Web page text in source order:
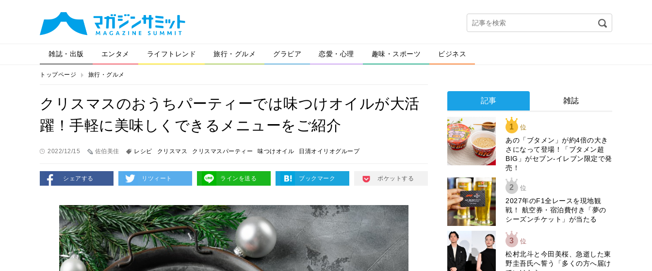
雑誌・出版 エンタメ ライフトレンド 旅行・グルメ グラビア 恋愛・心理 趣味・スポーツ ビジネス
トップページ 旅行・グルメ
クリスマスのおうちパーティーでは味つけオイルが大活
躍！手軽に美味しくできるメニューをご紹介
2022/12/15 佐伯美佳 レシピ クリスマス クリスマスパーティー 味つけオイル 日清オイリオグループ
シェアする リツィート ラインを送る ブックマーク ポケットする
記事 雑誌
1 位
あの「ブタメン」が約4倍の大き
さになって登場！「ブタメン超
BIG」がセブン‐イレブン限定で発
売！
2 位
2027年のF1全レースを現地観
戦！ 航空券・宿泊費付き「夢の
シーズンチケット」が当たる
3 位
松村北斗と今田美桜、急逝した東
野圭吾氏へ誓う「多くの方へ届け